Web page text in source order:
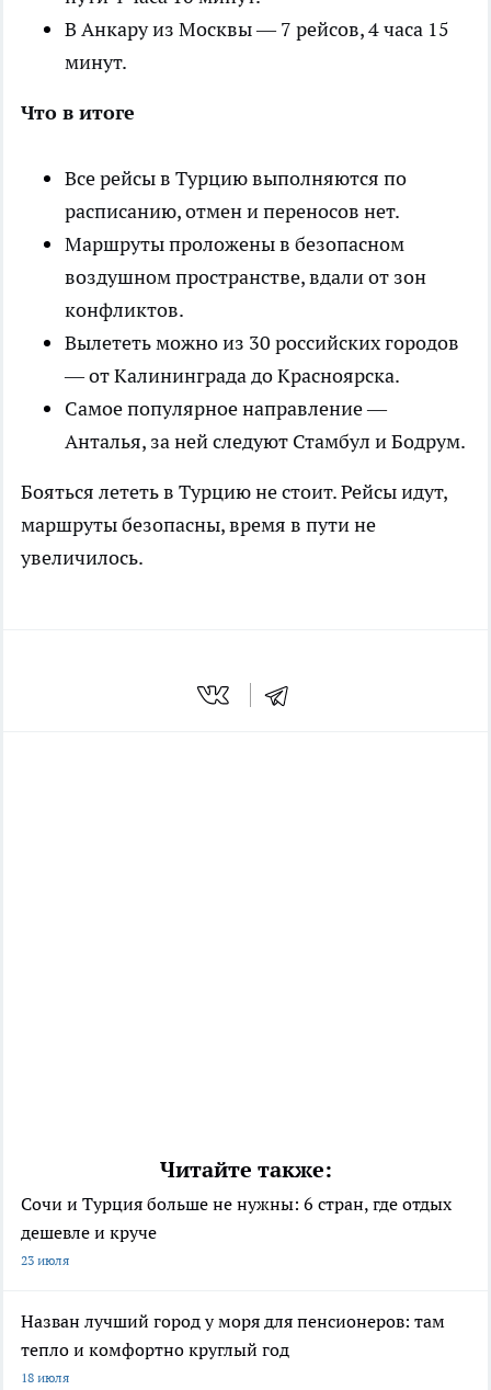
В Анкару из Москвы — 7 рейсов, 4 часа 15
минут.
Что в итоге
Все рейсы в Турцию выполняются по
расписанию, отмен и переносов нет.
Маршруты проложены в безопасном
воздушном пространстве, вдали от зон
конфликтов.
Вылететь можно из 30 российских городов
— от Калининграда до Красноярска.
Самое популярное направление —
Анталья, за ней следуют Стамбул и Бодрум.
Бояться лететь в Турцию не стоит. Рейсы идут,
маршруты безопасны, время в пути не
увеличилось.
Читайте также:
Сочи и Турция больше не нужны: 6 стран, где отдых
дешевле и круче
23 июля
Назван лучший город у моря для пенсионеров: там
тепло и комфортно круглый год
18 июля